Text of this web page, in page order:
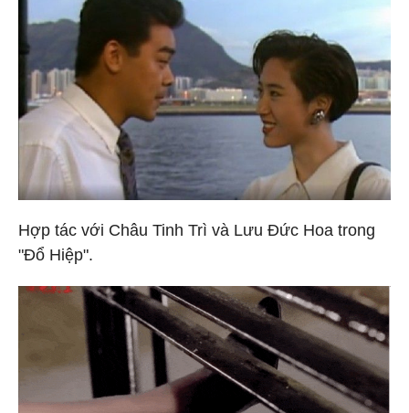
Hợp tác với Châu Tinh Trì và Lưu Đức Hoa trong
"Đổ Hiệp".